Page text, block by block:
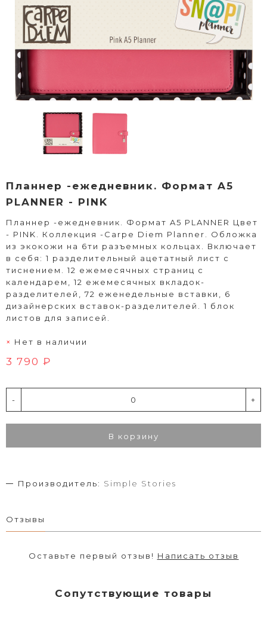
Планнер -ежедневник. Формат A5
PLANNER - PINK
Планнер -ежедневник. Формат A5 PLANNER Цвет
- PINK. Коллекция -Carpe Diem Planner. Обложка
из экокожи на 6ти разъемных кольцах. Включает
в себя: 1 разделительный ацетатный лист с
тиснением. 12 ежемесячных страниц с
календарем, 12 ежемесячных вкладок-
разделителей, 72 еженедельные вставки, 6
дизайнерских вставок-разделителей. 1 блок
листов для записей.
Нет в наличии
3 790 ₽
- +
В корзину
Производитель: Simple Stories
Отзывы
Оставьте первый отзыв! Написать отзыв
Сопутствующие товары